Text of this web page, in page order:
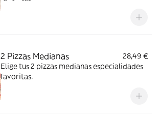
2 Pizzas Medianas
28,49 €
Elige tus 2 pizzas medianas especialidades
favoritas.